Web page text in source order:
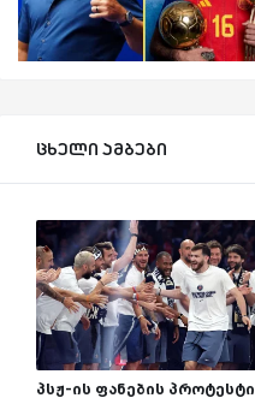
ცხელი ამბები
პსჟ-ის ფანების პროტესტი